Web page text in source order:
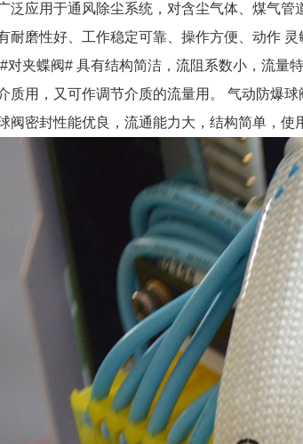
泛应用于通风除尘系统，对含尘气体、煤气
耐磨性好、工作稳定可靠、操作方便、动作
对夹蝶阀# 具有结构简洁，流阻系数小，流量
质用，又可作调节介质的流量用。 气动防爆
阀密封性能优良，流通能力大，结构简单，使